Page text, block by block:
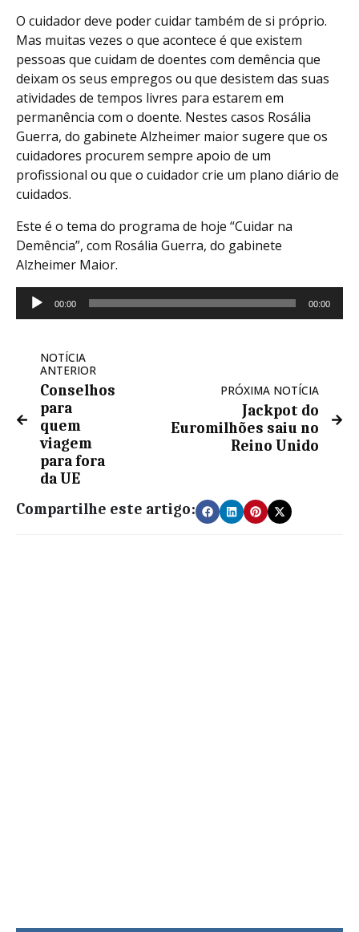
O cuidador deve poder cuidar também de si próprio.
Mas muitas vezes o que acontece é que existem
pessoas que cuidam de doentes com demência que
deixam os seus empregos ou que desistem das suas
atividades de tempos livres para estarem em
permanência com o doente. Nestes casos Rosália
Guerra, do gabinete Alzheimer maior sugere que os
cuidadores procurem sempre apoio de um
profissional ou que o cuidador crie um plano diário de
cuidados.
Este é o tema do programa de hoje “Cuidar na
Demência”, com Rosália Guerra, do gabinete
Alzheimer Maior.
Reprodutor
de
00:00 00:00
NOTÍCIA
ANTERIOR
Conselhos
para
quem
viagem
para fora
da UE
PRÓXIMA NOTÍCIA
Jackpot do
Euromilhões saiu no
Reino Unido
Compartilhe este artigo: